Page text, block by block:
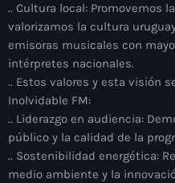
.. Cultura local: Promovemos
valorizamos la cultura
emisoras musicales con
intérpretes nacionales.
.. Estos valores y esta visión
Inolvidable FM:
.. Liderazgo en audiencia:
público y la calidad de la
.. Sostenibilidad energética:
medio ambiente y la